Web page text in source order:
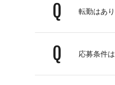
Q 転勤はあ
Q 応募条件